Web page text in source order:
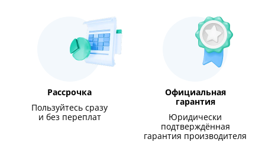
Рассрочка
Пользуйтесь сразу
и без переплат
Официальная
гарантия
Юридически
подтверждённая
гарантия производителя